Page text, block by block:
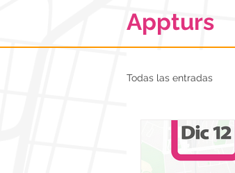
Appturs
Todas las entradas
Pueblos mágicos